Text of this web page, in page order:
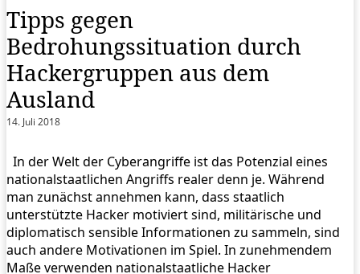
Tipps gegen
Bedrohungssituation durch
Hackergruppen aus dem
Ausland
14. Juli 2018
In der Welt der Cyberangriffe ist das Potenzial eines
nationalstaatlichen Angriffs realer denn je. Während
man zunächst annehmen kann, dass staatlich
unterstützte Hacker motiviert sind, militärische und
diplomatisch sensible Informationen zu sammeln, sind
auch andere Motivationen im Spiel. In zunehmendem
Maße verwenden nationalstaatliche Hacker